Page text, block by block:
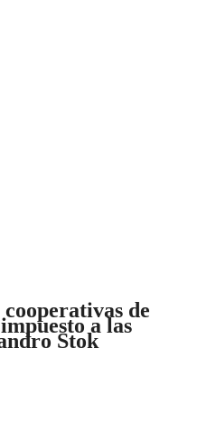
de
a las
Stok